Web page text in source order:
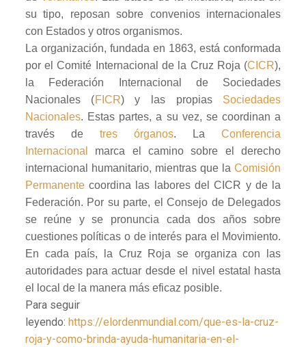
su tipo, reposan sobre convenios internacionales
con Estados y otros organismos.
La organización, fundada en 1863, está conformada
por el Comité Internacional de la Cruz Roja (CICR),
la Federación Internacional de Sociedades
Nacionales (FICR) y las propias Sociedades
Nacionales. Estas partes, a su vez, se coordinan a
través de tres órganos. LaConferencia
Internacional
marca el camino sobre el derecho
internacional humanitario, mientras que laComisión
Permanentecoordina las labores del CICR y de la
Federación. Por su parte, el Consejo de Delegados
se reúne y se pronuncia cada dos años sobre
cuestiones políticas o de interés para el Movimiento.
En cada país, la Cruz Roja se organiza con las
autoridades para actuar desde el nivel estatal hasta
el local de la manera más eficaz posible.
Para seguir
leyendo: https://elordenmundial.com/que-es-la-cruz-
roja-y-como-brinda-ayuda-humanitaria-en-el-